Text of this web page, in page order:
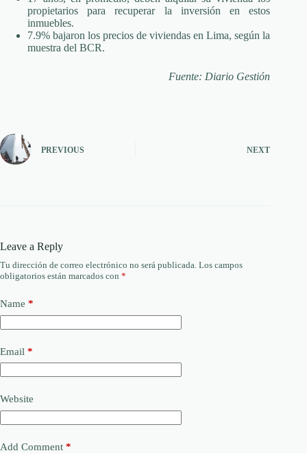
propietarios para recuperar la inversión en estos
inmuebles.
7.9% bajaron los precios de viviendas en Lima, según la
muestra del BCR.
Fuente: Diario Gestión
PREVIOUS NEXT
Leave a Reply
Tu dirección de correo electrónico no será publicada. Los campos
obligatorios están marcados con *
Name *
Email *
Website
Add Comment *